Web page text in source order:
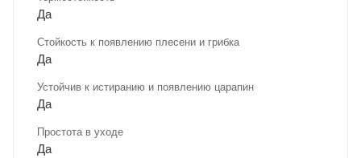
Да
Стойкость к появлению плесени и грибка
Да
Устойчив к истиранию и появлению царапин
Да
Простота в уходе
Да